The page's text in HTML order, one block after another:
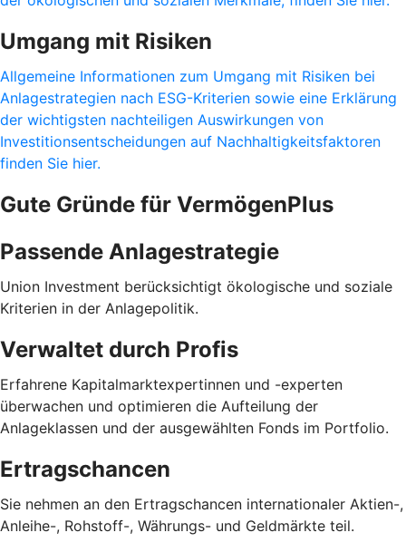
Umgang mit Risiken
Allgemeine Informationen zum Umgang mit Risiken bei
Anlagestrategien nach ESG-Kriterien sowie eine Erklärung
der wichtigsten nachteiligen Auswirkungen von
Investitionsentscheidungen auf Nachhaltigkeitsfaktoren
finden Sie hier.
Gute Gründe für VermögenPlus
Passende Anlagestrategie
Union Investment berücksichtigt ökologische und soziale
Kriterien in der Anlagepolitik.
Verwaltet durch Profis
Erfahrene Kapitalmarktexpertinnen und -experten
überwachen und optimieren die Aufteilung der
Anlageklassen und der ausgewählten Fonds im Portfolio.
Ertragschancen
Sie nehmen an den Ertragschancen internationaler Aktien-,
Anleihe-, Rohstoff-, Währungs- und Geldmärkte teil.